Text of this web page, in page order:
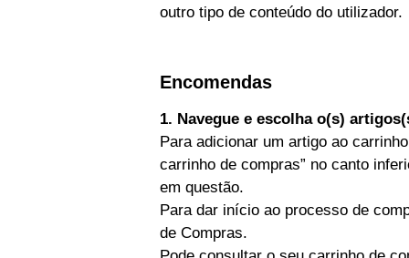
outro tipo de conteúdo do utilizador.
Encomendas
1. Navegue e escolha o(s)
Para adicionar um artigo ao
carrinho de compras” no canto
em questão.
Para dar início ao processo de
de Compras.